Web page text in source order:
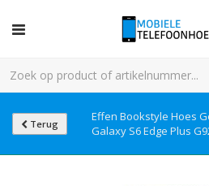
Terug
Effen Bookstyle Hoes
Galaxy S6 Edge Plus